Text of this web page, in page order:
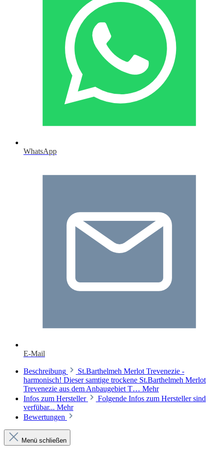
WhatsApp
E-Mail
Beschreibung
St.Barthelmeh Merlot Trevenezie -
harmonisch! Dieser samtige trockene St.Barthelmeh Merlot
Trevenezie aus dem Anbaugebiet T… Mehr
Infos zum Hersteller
Folgende Infos zum Hersteller sind
verfübar... Mehr
Bewertungen
Menü schließen